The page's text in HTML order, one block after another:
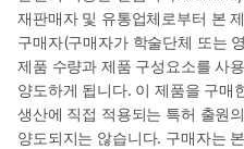
재판매자 및 유통업체로부터 본
구매자(구매자가 학술단체 또는
제품 수량과 제품 구성요소를 사
양도하게 됩니다. 이 제품을 구매
생산에 직접 적용되는 특허 출원
양도되지는 않습니다. 구매자는